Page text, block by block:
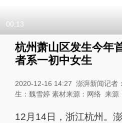
00:13
杭州萧山区发生今年
者系一初中女生
2020-12-16 14:27 澎湃新闻记者
生：魏雪婷 素材来源：网络 来源
12月14日，浙江杭州。